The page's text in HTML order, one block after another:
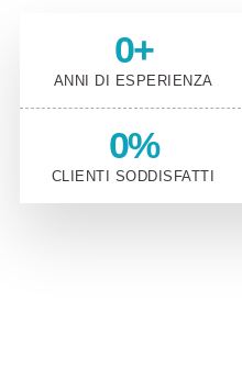
ANNI DI ESPERIENZA
0+
CLIENTI SODDISFATTI
0%